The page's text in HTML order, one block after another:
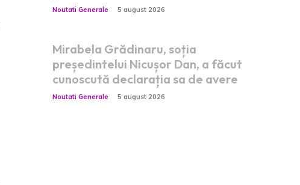
Noutati Generale 5 august 2026
Mirabela Grădinaru, soția
președintelui Nicușor Dan, a făcut
cunoscută declarația sa de avere
Noutati Generale 5 august 2026